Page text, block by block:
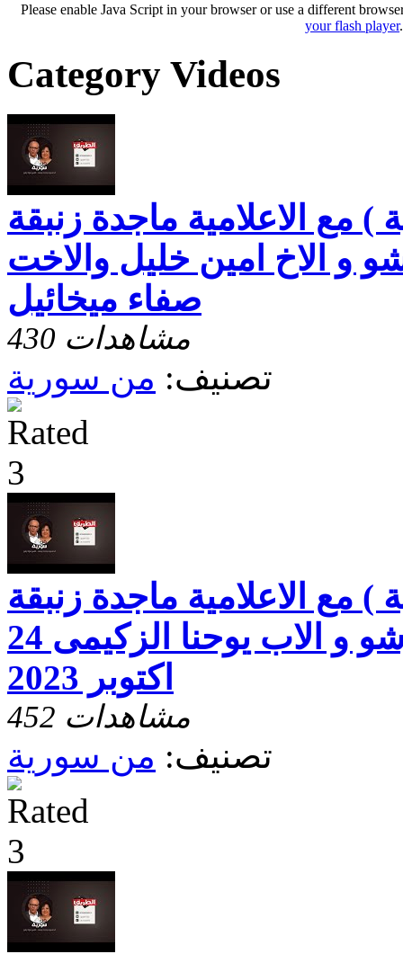
Please enable Java Script in your browser or use a different
your flash player.
Category Videos
مع الاعلامية ماجدة زنبقة
و الاخ امين خليل والاخت
صفاء ميخائيل
430 مشاهدات
تصنيف: من سورية
مع الاعلامية ماجدة زنبقة
والقس د. فؤاد رشو و الاب يوحنا الزكيمى 24
اكتوبر 2023
452 مشاهدات
تصنيف: من سورية